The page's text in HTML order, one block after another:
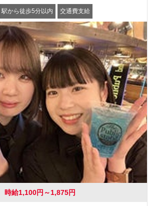
駅から徒歩5分以内 交通費支給
時給1,100円～1,875円